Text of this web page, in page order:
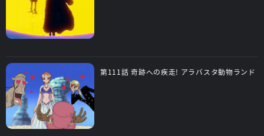
第111話 奇跡への疾走! アラバスタ動物ランド